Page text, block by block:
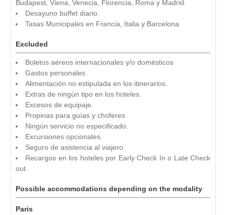
Budapest, Viena, Venecia, Florencia, Roma y Madrid.
Desayuno buffet diario.
Tasas Municipales en Francia, Italia y Barcelona
Excluded
Boletos aéreos internacionales y/o domésticos
Gastos personales.
Alimentación no estipulada en los itinerarios.
Extras de ningún tipo en los hoteles.
Excesos de equipaje.
Propinas para guías y choferes
Ningún servicio no especificado.
Excursiones opcionales.
Seguro de asistencia al viajero.
Recargos en los hoteles por Early Check In o Late Check
out
Possible accommodations depending on the modality
Paris